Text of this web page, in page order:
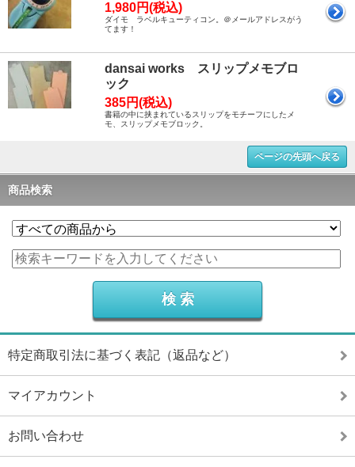
1,980円(税込)
ダイモ ラベルキューティコン。＠メールアドレスがう
てます！
dansai works スリップメモブロ
ック
385円(税込)
書籍の中に挟まれているスリップをモチーフにしたメ
モ、スリップメモブロック。
ページの先頭へ戻る
商品検索
特定商取引法に基づく表記（返品など）
マイアカウント
お問い合わせ